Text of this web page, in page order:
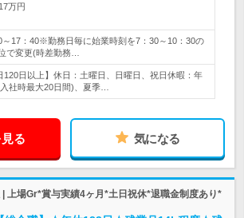
万円
～17：40※勤務日毎に始業時刻を7：30～10：30の
で変更(時差勤務…
120日以上】休日：土曜日、日曜日、祝日休暇：年
社時最大20日間)、夏季…
る 気になる
| 上場Gr*賞与実績4ヶ月*土日祝休*退職金制度あり*